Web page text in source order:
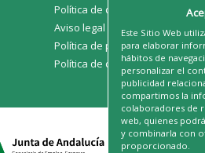
Política de devoluciones
Aviso legal
Política de privacidad
Política de cookies
Este Sitio Web
para elaborar
hábitos de
personalizar el
publicidad
compartimos la
colaboradores de
web, quienes
y combinarla con
proporcionado.